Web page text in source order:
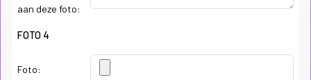
aan deze foto:
FOTO 4
Foto: